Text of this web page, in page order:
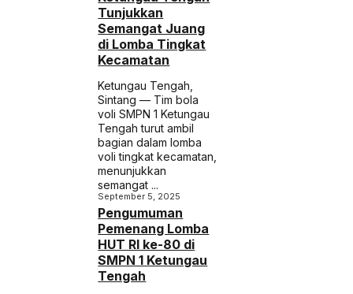
Tunjukkan
Semangat Juang
di Lomba Tingkat
Kecamatan
Ketungau Tengah,
Sintang — Tim bola
voli SMPN 1 Ketungau
Tengah turut ambil
bagian dalam lomba
voli tingkat kecamatan,
menunjukkan
semangat ...
September 5, 2025
Pengumuman
Pemenang Lomba
HUT RI ke-80 di
SMPN 1 Ketungau
Tengah